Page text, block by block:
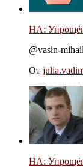
НА:
@vasin-
От
НА: